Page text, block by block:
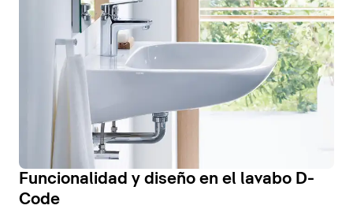
Funcionalidad y diseño en el lavabo D-
Code